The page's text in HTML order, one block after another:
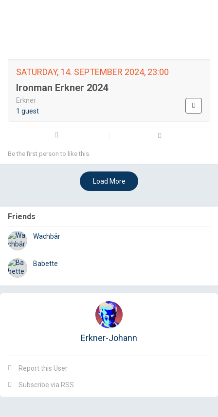
Friends
Wachbär
Babette
Erkner-Johann
Report this User
Subscribe via RSS
SATURDAY, 14. SEPTEMBER 2024, 23:00
Ironman Erkner 2024
Erkner
1 guest
Be the first person to like this.
Load More